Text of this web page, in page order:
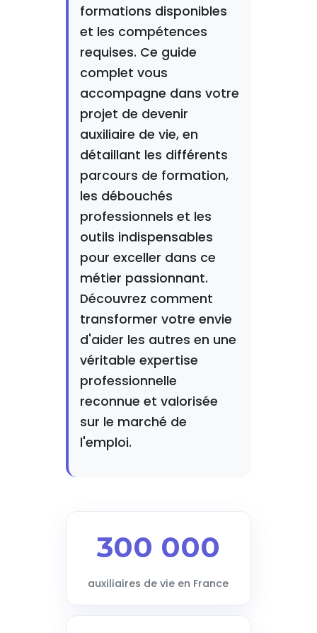
formations disponibles
et les compétences
requises. Ce guide
complet vous
accompagne dans votre
projet de devenir
auxiliaire de vie, en
détaillant les différents
parcours de formation,
les débouchés
professionnels et les
outils indispensables
pour exceller dans ce
métier passionnant.
Découvrez comment
transformer votre envie
d'aider les autres en une
véritable expertise
professionnelle
reconnue et valorisée
sur le marché de
l'emploi.
300 000
auxiliaires de vie en France